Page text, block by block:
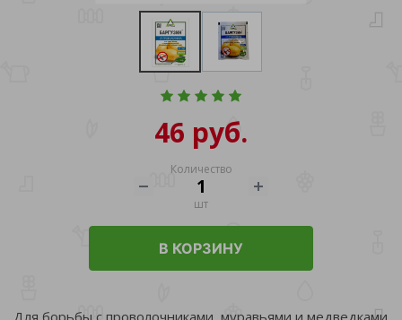
46 руб.
Количество
шт
В КОРЗИНУ